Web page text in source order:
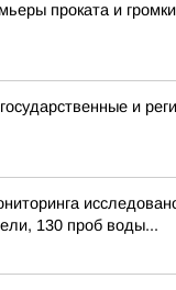
проката и
и
130 проб воды...